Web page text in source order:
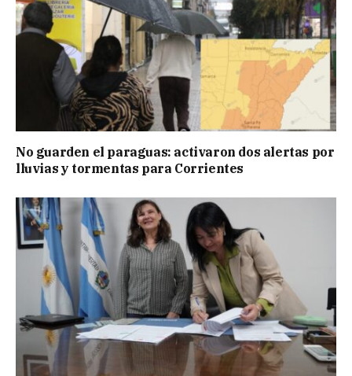
No guarden el paraguas: activaron dos alertas por
lluvias y tormentas para Corrientes